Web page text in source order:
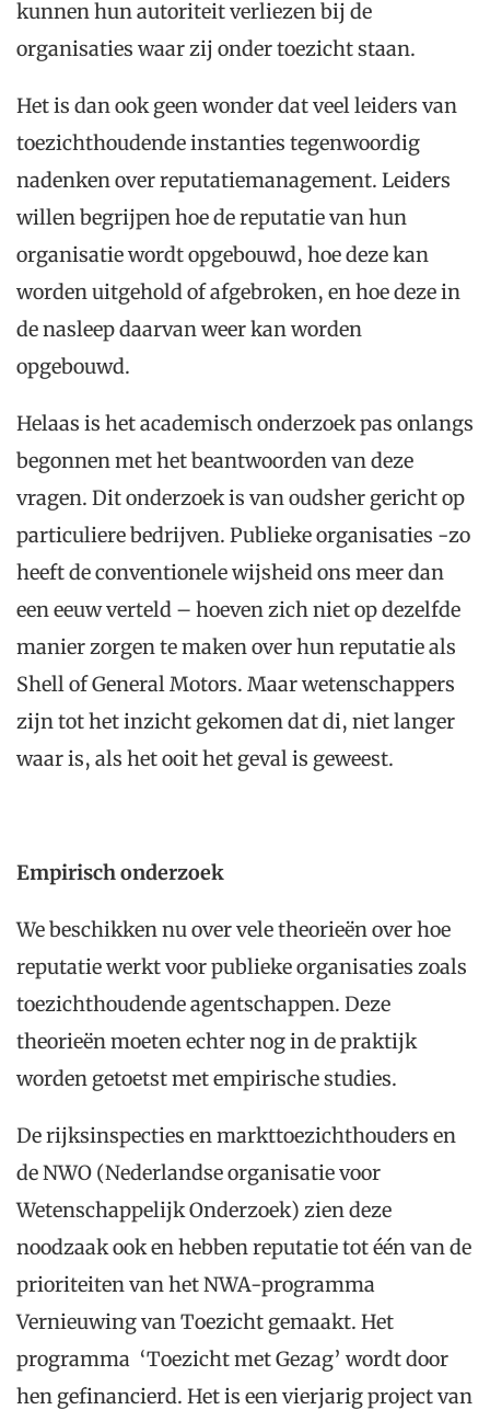
kunnen hun autoriteit verliezen bij de
organisaties waar zij onder toezicht staan.
Het is dan ook geen wonder dat veel leiders van
toezichthoudende instanties tegenwoordig
nadenken over reputatiemanagement. Leiders
willen begrijpen hoe de reputatie van hun
organisatie wordt opgebouwd, hoe deze kan
worden uitgehold of afgebroken, en hoe deze in
de nasleep daarvan weer kan worden
opgebouwd.
Helaas is het academisch onderzoek pas onlangs
begonnen met het beantwoorden van deze
vragen. Dit onderzoek is van oudsher gericht op
particuliere bedrijven. Publieke organisaties -zo
heeft de conventionele wijsheid ons meer dan
een eeuw verteld – hoeven zich niet op dezelfde
manier zorgen te maken over hun reputatie als
Shell of General Motors. Maar wetenschappers
zijn tot het inzicht gekomen dat di, niet langer
waar is, als het ooit het geval is geweest.
Empirisch onderzoek
We beschikken nu over vele theorieën over hoe
reputatie werkt voor publieke organisaties zoals
toezichthoudende agentschappen. Deze
theorieën moeten echter nog in de praktijk
worden getoetst met empirische studies.
De rijksinspecties en markttoezichthouders en
de NWO (Nederlandse organisatie voor
Wetenschappelijk Onderzoek) zien deze
noodzaak ook en hebben reputatie tot één van de
prioriteiten van het NWA-programma
Vernieuwing van Toezicht gemaakt. Het
programma ‘Toezicht met Gezag’ wordt door
hen gefinancierd. Het is een vierjarig project van